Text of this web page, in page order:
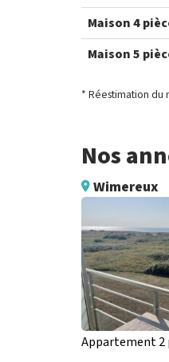
Maison 4
Maison 5
* Réestimation du
Nos
Wimereux
Appartement 2